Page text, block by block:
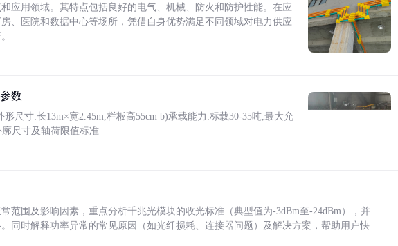
应用领域。其特点包括良好的电气、机械、防火和防护性能。在应
、医院和数据中心等场所，凭借自身优势满足不同领域对电力供应
数
尺寸:长13m×宽2.45m,栏板高55cm b)承载能力:标载30-35吨,最大允
尺寸及轴荷限值标准
范围及影响因素，重点分析千兆光模块的收光标准（典型值为-3dBm至-24dBm），并
同时解释功率异常的常见原因（如光纤损耗、连接器问题）及解决方案，帮助用户快